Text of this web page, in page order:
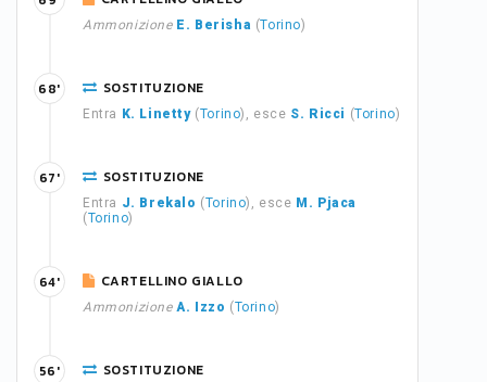
Ammonizione E. Berisha (Torino)
SOSTITUZIONE
Entra K. Linetty(Torino), esce S. Ricci (Torino)
68'
SOSTITUZIONE
Entra J. Brekalo (Torino), esce M. Pjaca
(Torino)
67'
CARTELLINO GIALLO
Ammonizione A. Izzo (Torino)
64'
SOSTITUZIONE
56'